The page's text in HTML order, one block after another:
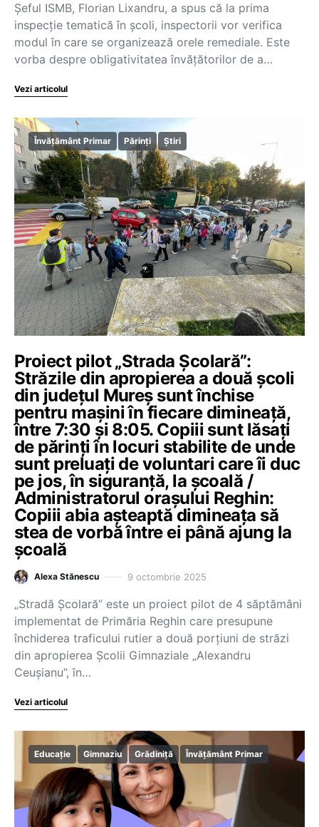
Șeful ISMB, Florian Lixandru, a spus că la prima
inspecție tematică în școli, inspectorii vor verifica
modul în care se organizează orele remediale. Este
vorba despre obligativitatea învățătorilor de a…
Vezi articolul
Învățământ Primar Părinți Știri
Proiect pilot „Strada Școlară”:
Străzile din apropierea a două școli
din județul Mureș sunt închise
pentru mașini în fiecare dimineață,
între 7:30 și 8:05. Copiii sunt lăsați
de părinți în locuri stabilite de unde
sunt preluați de voluntari care îi duc
pe jos, în siguranță, la școală /
Administratorul orașului Reghin:
Copiii abia așteaptă dimineața să
stea de vorbă între ei până ajung la
școală
Alexa Stănescu 9 octombrie 2025
„Stradă Şcolară” este un proiect pilot de 4 săptămâni
implementat de Primăria Reghin care presupune
închiderea traficului rutier a două porţiuni de străzi
din apropierea Şcolii Gimnaziale „Alexandru
Ceuşianu”, în…
Vezi articolul
Educație Gimnaziu Grădiniță Învățământ Primar